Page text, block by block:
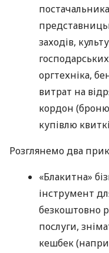
заходів,
оргтехніка,
витрат на
кордон
купівлю
Розглянемо два
«Блакитна»
інструмент
безкоштовно
послуги,
кешбек